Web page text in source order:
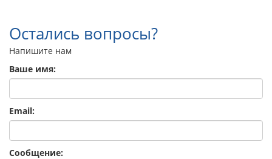
Остались вопросы?
Напишите нам
Ваше имя:
Email:
Сообщение: